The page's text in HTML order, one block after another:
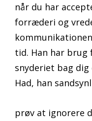
når du har
forræderi og
tid. Han har
snyderiet bag
Had, han
prøv at ignorere